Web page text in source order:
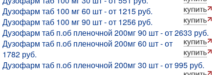
Дузофарм таб 100 мг 60 шт - от 1215 руб.
Дузофарм таб 100 мг 90 шт - от 1256 руб.
Дузофарм таб п.об пленочной 200мг 90 шт - от 2633 руб.
Дузофарм таб п.об пленочной 200мг 60 шт - от
1782 руб.
Дузофарм таб п.об пленочной 200мг 30 шт - от 995 руб.